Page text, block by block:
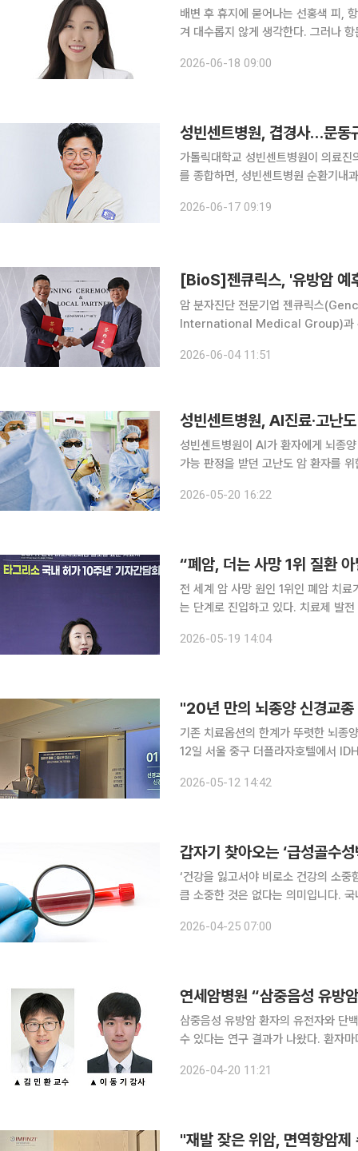
배변 후 휴지에 묻어나는 선홍색 피,
겨 대수롭지 않게 생각한다. 그러나 항문 출혈과 통증이 반복되거나 점차 심해지고 치료를 받아도
생하는 악성 종양으로, 대장암·직장
2026-06-18 09:00
가톨릭대학교 성빈센트병원이 의료진의 연이
를 종합하면, 성빈센트병원 순환기내
2026-06-17 09:19
[BioS]젠큐릭스, '유방암 예
암 분자진단 전문기업 젠큐릭스
International Medical Group)과
아오러청 국제의료관광특구과 광둥성
2026-06-04 11:51
성빈센트병원이 AI가 환자에게 뇌종
가능 판정을 받던 고난도 암 환자를
2026-05-20 16:22
전 세계 암 사망 원인 1위인 폐암 치료
는 단계로 진입하고 있다. 치료제 발
포성장인자수용체(EGFR) 변이 비소
2026-05-19 14:04
"20년 만의 뇌종양 신경교
기존 치료옵션의 한계가 뚜렷한 뇌종양 영역
12일 서울 중구 더플라자호텔에서
신경교종 혁신신약으로, 올해 1월 식
2026-05-12 14:42
갑자기 찾아오는 ‘급성골수
‘건강을 잃고서야 비로소 건강의 소
큼 소중한 것은 없다는 의미입니다.
혈병’은 대부분 특별한 전조 없이 갑
2026-04-25 07:00
연세암병원 “삼중음성 유방
삼중음성 유방암 환자의 유전자와 단
수 있다는 연구 결과가 나왔다. 환자
교수, 이동기 종양내과 강사, 박세호
2026-04-20 11:21
"재발 잦은 위암, 면역항암제